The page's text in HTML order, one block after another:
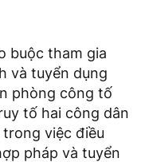
buộc tham gia
và tuyển dụng
phòng công tố
tố hai công dân
việc điều
pháp và tuyển